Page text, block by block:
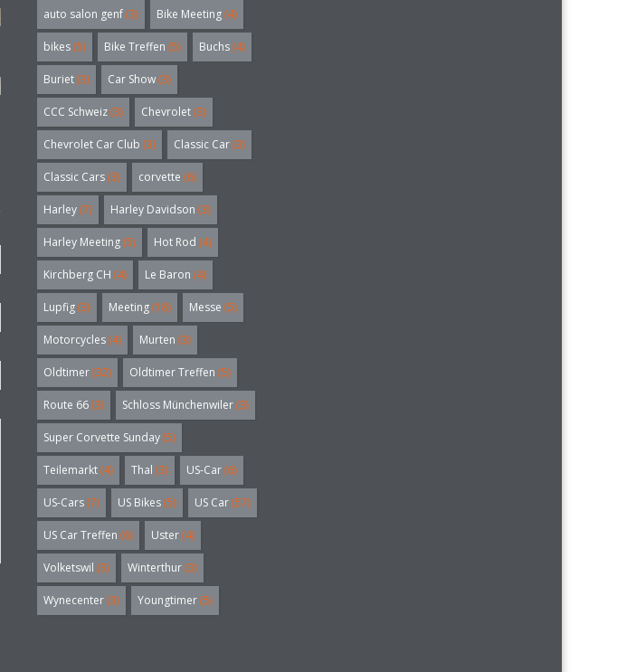
auto salon genf (3) Bike Meeting (4)
bikes (5) Bike Treffen (5) Buchs (4)
Buriet (3) Car Show (3)
CCC Schweiz (3) Chevrolet (3)
Chevrolet Car Club (3) Classic Car (3)
Classic Cars (3) corvette (6)
Harley (7) Harley Davidson (3)
Harley Meeting (5) Hot Rod (4)
Kirchberg CH (4) Le Baron (4)
Lupfig (3) Meeting (18) Messe (5)
Motorcycles (4) Murten (3)
Oldtimer (32) Oldtimer Treffen (5)
Route 66 (3) Schloss Münchenwiler (3)
Super Corvette Sunday (5)
Teilemarkt (4) Thal (3) US-Car (6)
US-Cars (7) US Bikes (5) US Car (57)
US Car Treffen (6) Uster (4)
Volketswil (3) Winterthur (3)
Wynecenter (3) Youngtimer (5)